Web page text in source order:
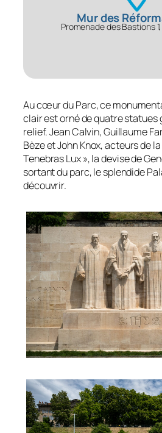
Mur des
Promenade des Bastions
Au cœur du Parc, ce
clair est orné de quatre statues
relief. Jean Calvin, Guillaume
Bèze et John Knox, acteurs de
Tenebras Lux », la devise de
sortant du parc, le splendide
découvrir.